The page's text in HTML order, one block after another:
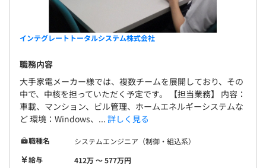
インテグレートトータルシステム株式会社
職務内容
大手家電メーカー様では、複数チームを展開しており、その
中で、中核を担っていただく予定です。 【担当業務】 内容：
車載、マンション、ビル管理、ホームエネルギーシステムな
ど 環境：Windows、... 詳しく見る
職種名
システムエンジニア（制御・組込系）
給与
412万 〜 577万円